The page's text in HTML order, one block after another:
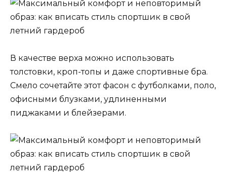
В качестве верха можно использовать
толстовки, кроп-топы и даже спортивные бра.
Смело сочетайте этот фасон с футболками, поло,
офисными блузками, удлиненными
пиджаками и блейзерами.